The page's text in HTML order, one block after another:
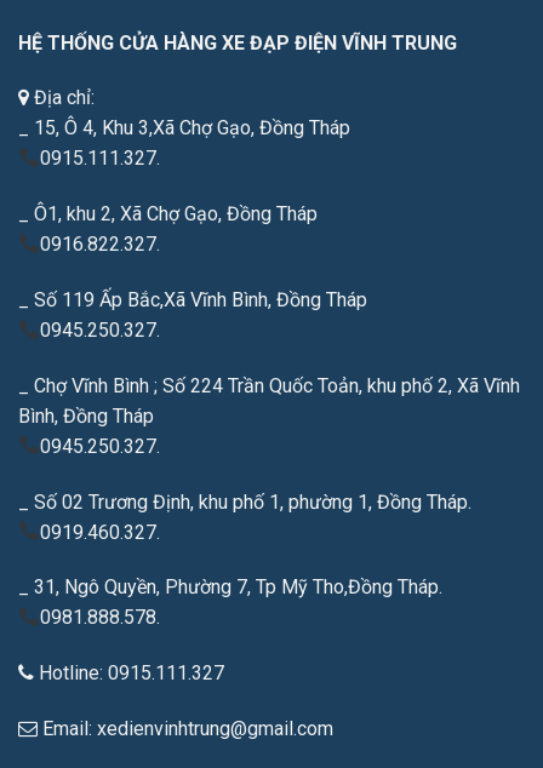
HỆ THỐNG CỬA HÀNG XE ĐẠP ĐIỆN VĨNH TRUNG
Địa chỉ:
_ 15, Ô 4, Khu 3,Xã Chợ Gạo, Đồng Tháp
0915.111.327.
_ Ô1, khu 2, Xã Chợ Gạo, Đồng Tháp
0916.822.327.
_ Số 119 Ấp Bắc,Xã Vĩnh Bình, Đồng Tháp
0945.250.327.
_ Chợ Vĩnh Bình ; Số 224 Trần Quốc Toản, khu phố 2, Xã Vĩnh
Bình, Đồng Tháp
0945.250.327.
_ Số 02 Trương Định, khu phố 1, phường 1, Đồng Tháp.
0919.460.327.
_ 31, Ngô Quyền, Phường 7, Tp Mỹ Tho,Đồng Tháp.
0981.888.578.
Hotline: 0915.111.327
Email: xedienvinhtrung@gmail.com